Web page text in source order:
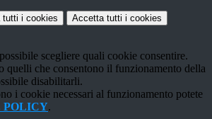
tutti i cookies Accetta tutti i cookies
scegliere quali cookie consentire.
quelli che consentono il funzionamento della
disabilitarli.
i cookie necessari al funzionamento potete
POLICY.